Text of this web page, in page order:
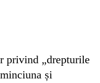
privind „drepturile
și